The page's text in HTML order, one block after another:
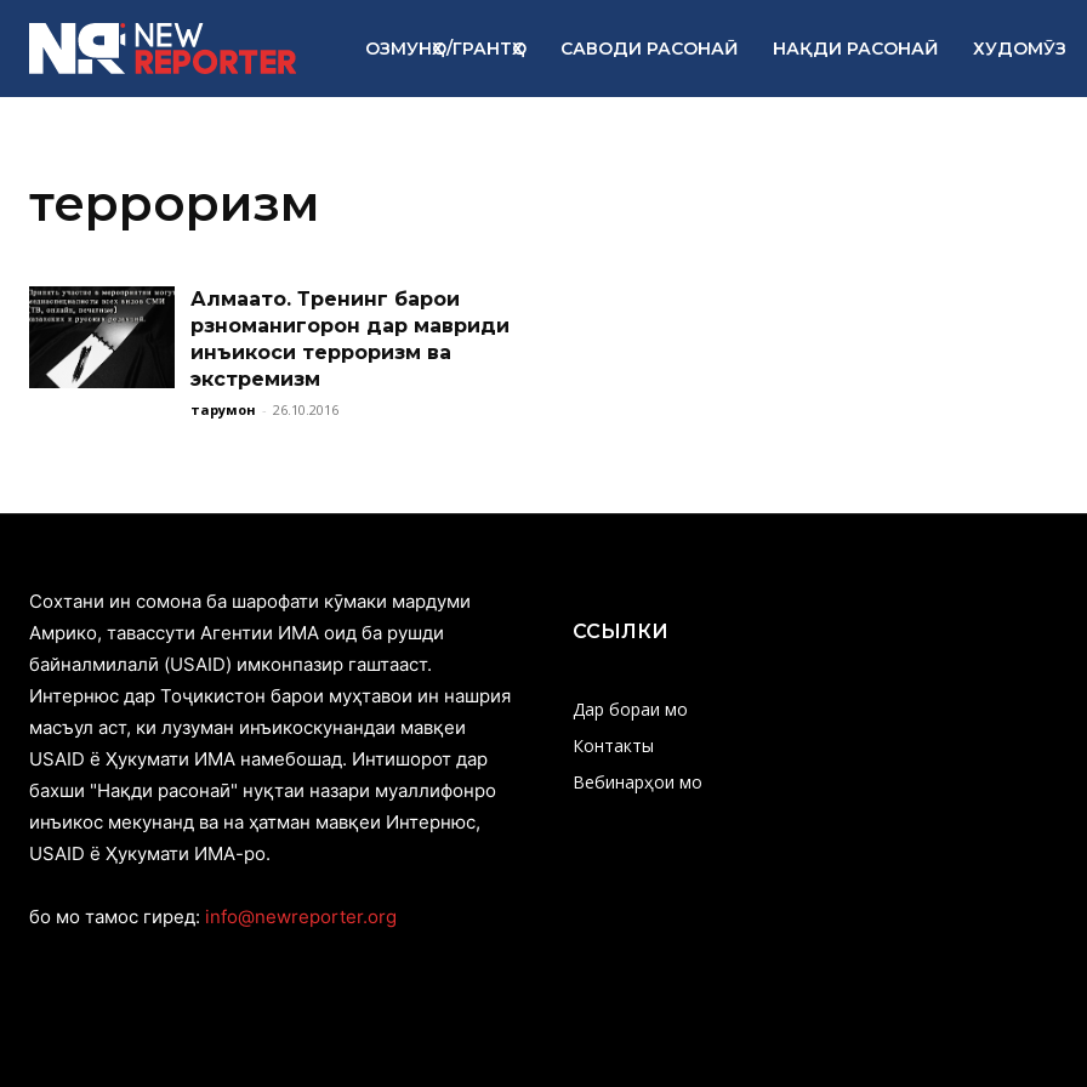
ОЗМУНҲО/ГРАНТҲО САВОДИ РАСОНАӢ НАҚДИ РАСОНАӢ ХУДОМӮЗ
терроризм
Алмаато. Тренинг барои
рӯзноманигорон дар мавриди
инъикоси терроризм ва
экстремизм
тарҷумон - 26.10.2016
Cохтани ин сомона ба шарофати кӯмаки мардуми
Амрико, тавассути Агентии ИМА оид ба рушди
байналмилалӣ (USAID) имконпазир гаштааст.
Интернюс дар Тоҷикистон барои муҳтавои ин нашрия
масъул аст, ки лузуман инъикоскунандаи мавқеи
USAID ё Ҳукумати ИМА намебошад. Интишорот дар
бахши "Нақди расонаӣ" нуқтаи назари муаллифонро
инъикос мекунанд ва на ҳатман мавқеи Интернюс,
USAID ё Ҳукумати ИМА-ро.
бо мо тамос гиред: info@newreporter.org
ССЫЛКИ
Дар бораи мо
Контакты
Вебинарҳои мо